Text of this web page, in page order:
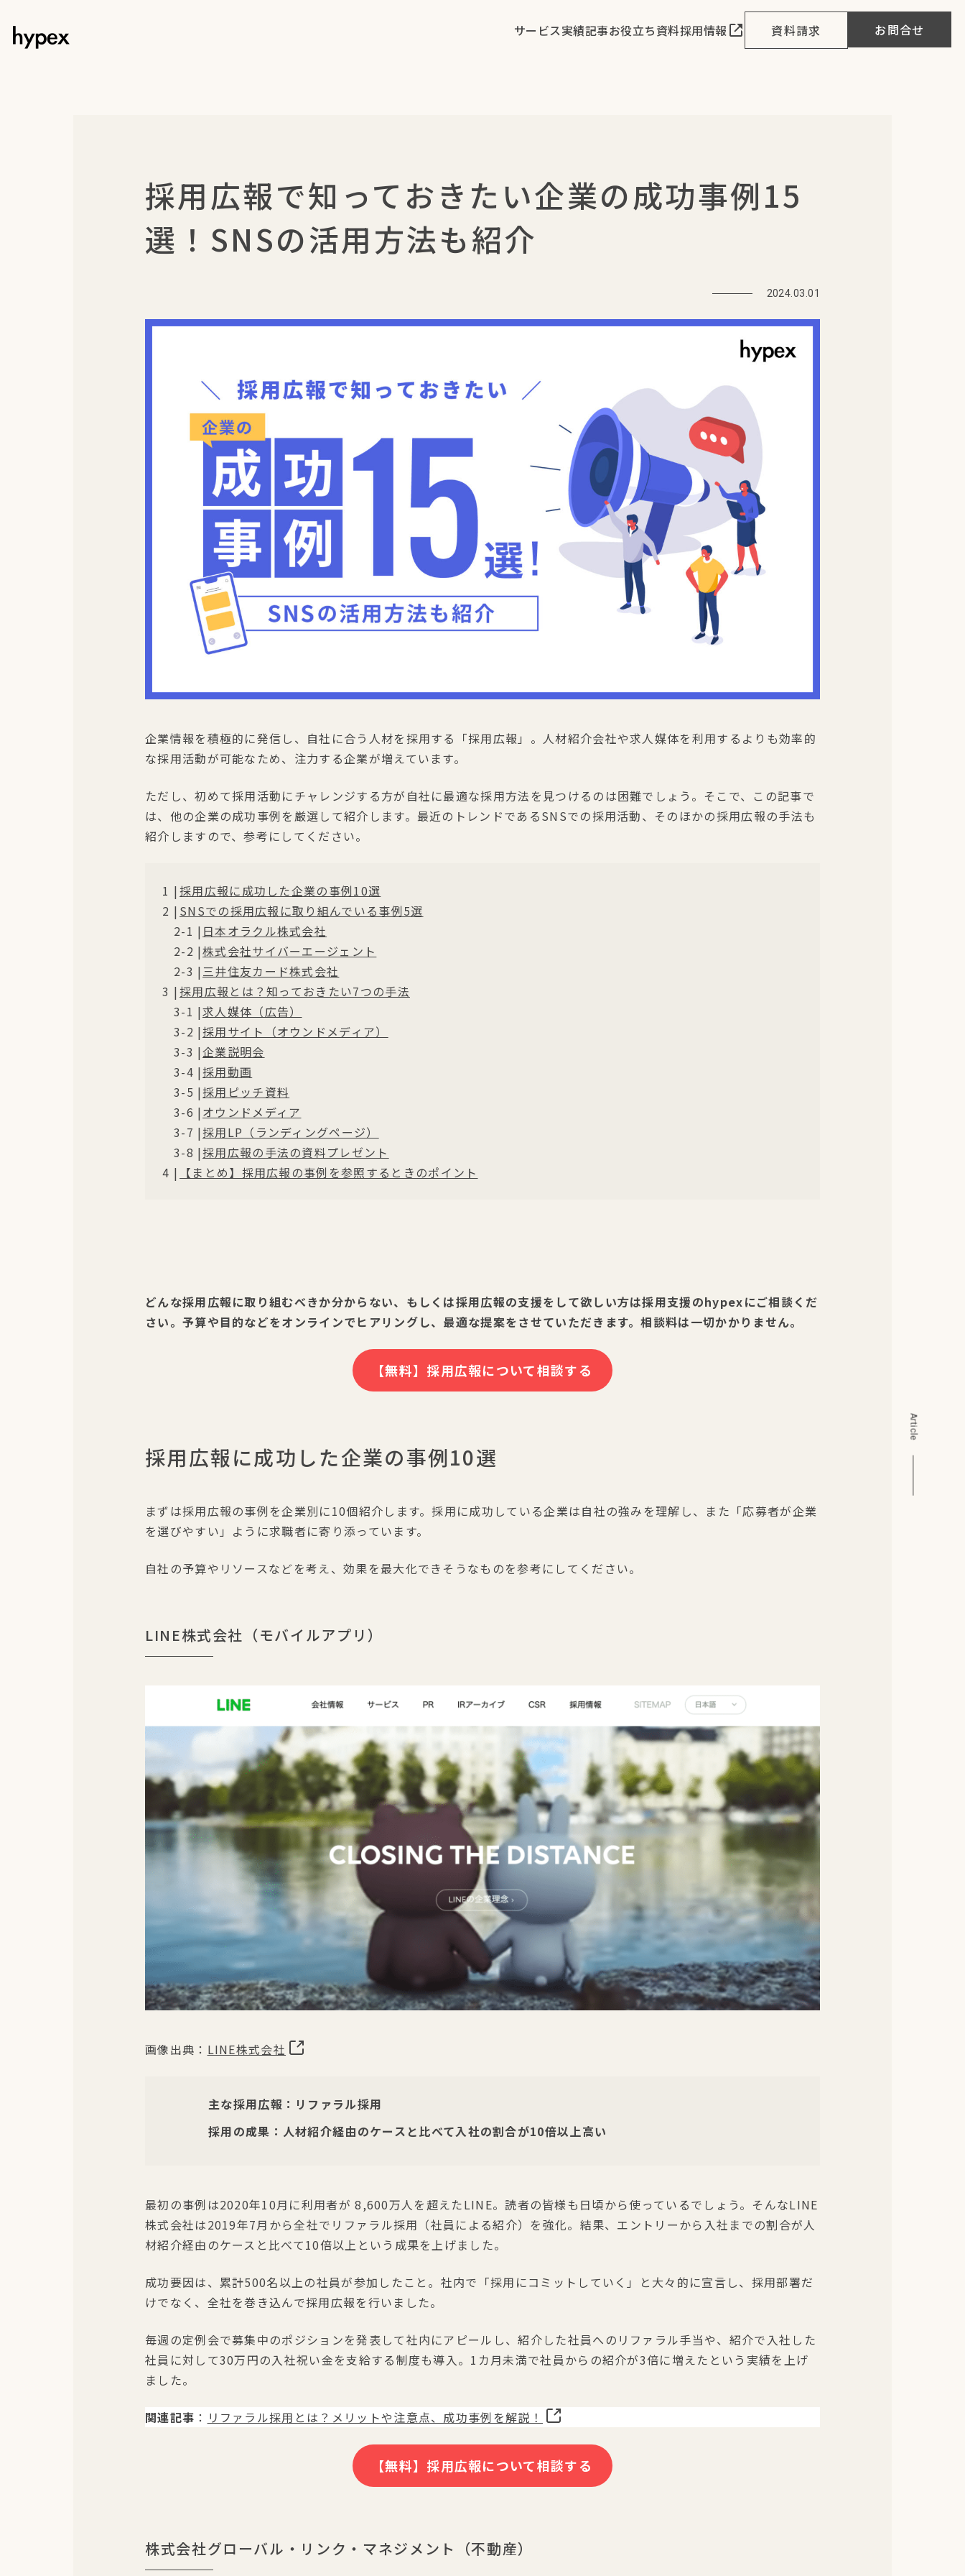
サービス実績記事お役立ち資料採用情報 資料請求 お問合せ
Article
採用広報で知っておきたい企業の成功事例15
選！SNSの活用方法も紹介
2024.03.01
企業情報を積極的に発信し、自社に合う人材を採用する「採用広報」。人材紹介会社や求人媒体を利用するよりも効率的
な採用活動が可能なため、注力する企業が増えています。
ただし、初めて採用活動にチャレンジする方が自社に最適な採用方法を見つけるのは困難でしょう。そこで、この記事で
は、他の企業の成功事例を厳選して紹介します。最近のトレンドであるSNSでの採用活動、そのほかの採用広報の手法も
紹介しますので、参考にしてください。
採用広報に成功した企業の事例10選
SNSでの採用広報に取り組んでいる事例5選
日本オラクル株式会社
株式会社サイバーエージェント
三井住友カード株式会社
採用広報とは？知っておきたい7つの手法
求人媒体（広告）
採用サイト（オウンドメディア）
企業説明会
採用動画
採用ピッチ資料
オウンドメディア
採用LP（ランディングページ）
採用広報の手法の資料プレゼント
【まとめ】採用広報の事例を参照するときのポイント
どんな採用広報に取り組むべきか分からない、もしくは採用広報の支援をして欲しい方は採用支援のhypexにご相談くだ
さい。予算や目的などをオンラインでヒアリングし、最適な提案をさせていただきます。相談料は一切かかりません。
【無料】採用広報について相談する
採用広報に成功した企業の事例10選
まずは採用広報の事例を企業別に10個紹介します。採用に成功している企業は自社の強みを理解し、また「応募者が企業
を選びやすい」ように求職者に寄り添っています。
自社の予算やリソースなどを考え、効果を最大化できそうなものを参考にしてください。
LINE株式会社（モバイルアプリ）
画像出典： LINE株式会社
主な採用広報：リファラル採用
採用の成果：人材紹介経由のケースと比べて入社の割合が10倍以上高い
最初の事例は2020年10月に利用者が 8,600万人を超えたLINE。読者の皆様も日頃から使っているでしょう。そんなLINE
株式会社は2019年7月から全社でリファラル採用（社員による紹介）を強化。結果、エントリーから入社までの割合が人
材紹介経由のケースと比べて10倍以上という成果を上げました。
成功要因は、累計500名以上の社員が参加したこと。社内で「採用にコミットしていく」と大々的に宣言し、採用部署だ
けでなく、全社を巻き込んで採用広報を行いました。
毎週の定例会で募集中のポジションを発表して社内にアピールし、紹介した社員へのリファラル手当や、紹介で入社した
社員に対して30万円の入社祝い金を支給する制度も導入。1カ月未満で社員からの紹介が3倍に増えたという実績を上げ
ました。
関連記事 ： リファラル採用とは？メリットや注意点、成功事例を解説！
【無料】採用広報について相談する
株式会社グローバル・リンク・マネジメント（不動産）